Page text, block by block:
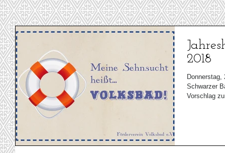
2018
Schwarzer
Vorschlag